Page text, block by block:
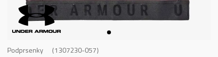
Podprsenky 1307230-057